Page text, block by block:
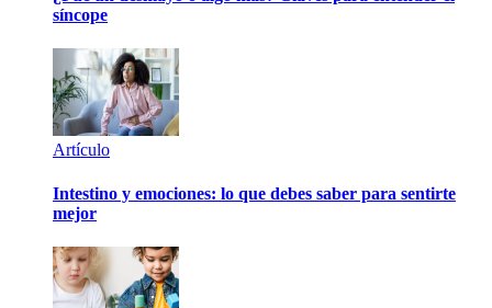
síncope
Artículo
Intestino y emociones: lo que debes saber para sentirte
mejor